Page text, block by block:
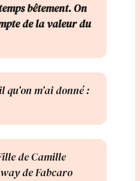
bêtement. On
de la valeur du
m’ai donné :
de Camille
de Fabcaro